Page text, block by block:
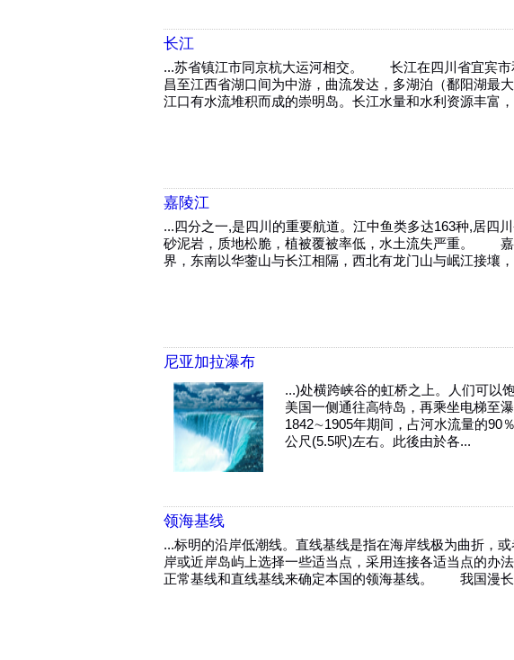
长江
...苏省镇江市同京杭大运河相交。 长江在四川省宜宾市
昌至江西省湖口间为中游，曲流发达，多湖泊（鄱阳湖最
江口有水流堆积而成的崇明岛。长江水量和水利资源丰富
嘉陵江
...四分之一,是四川的重要航道。江中鱼类多达163种,居四
砂泥岩，质地松脆，植被覆被率低，水土流失严重。 嘉
界，东南以华蓥山与长江相隔，西北有龙门山与岷江接壤
尼亚加拉瀑布
...)处横跨峡谷的虹桥之上。人们可以
美国一侧通往高特岛，再乘坐电梯至
1842∼1905年期间，占河水流量的90
公尺(5.5呎)左右。此後由於各...
领海基线
...标明的沿岸低潮线。直线基线是指在海岸线极为曲折，
岸或近岸岛屿上选择一些适当点，采用连接各适当点的办
正常基线和直线基线来确定本国的领海基线。 我国漫长